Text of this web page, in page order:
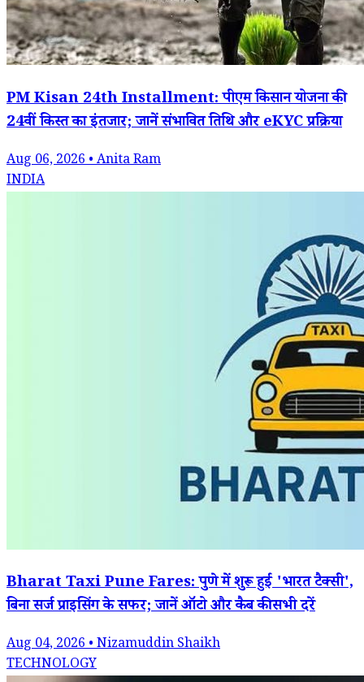
PM Kisan 24th Installment: पीएम किसान योजना की
24वीं किस्त का इंतजार; जानें संभावित तिथि और eKYC प्रक्रिया
Aug 06, 2026 • Anita Ram
INDIA
Bharat Taxi Pune Fares: पुणे में शुरू हुई 'भारत टैक्सी',
बिना सर्ज प्राइसिंग के सफर; जानें ऑटो और कैब की सभी दरें
Aug 04, 2026 • Nizamuddin Shaikh
TECHNOLOGY